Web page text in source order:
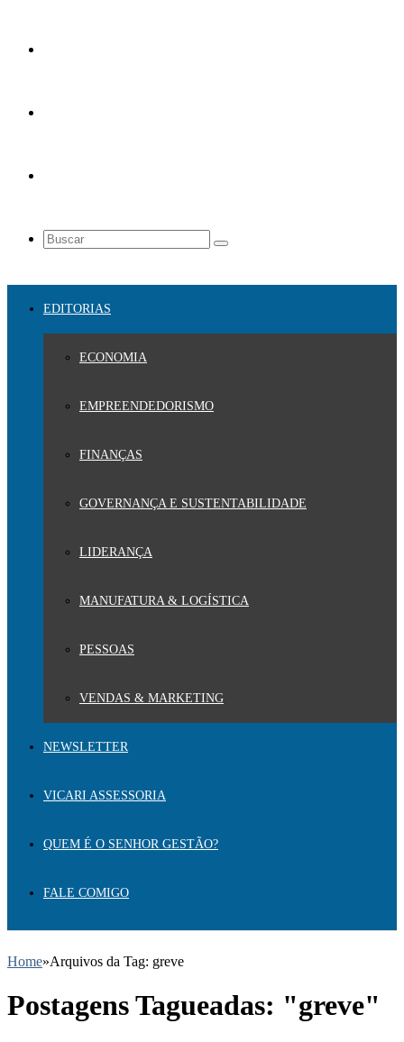
EDITORIAS
ECONOMIA
EMPREENDEDORISMO
FINANÇAS
GOVERNANÇA E SUSTENTABILIDADE
LIDERANÇA
MANUFATURA & LOGÍSTICA
PESSOAS
VENDAS & MARKETING
NEWSLETTER
VICARI ASSESSORIA
QUEM É O SENHOR GESTÃO?
FALE COMIGO
Home»Arquivos da Tag: greve
Postagens Tagueadas: "greve"